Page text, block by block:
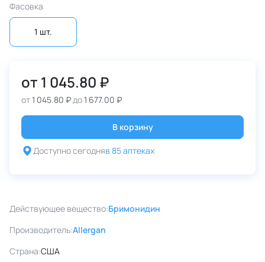
Фасовка
1 шт.
от 1 045.80 ₽
от1 045.80 ₽до1 677.00 ₽
В корзину
Доступно сегодняв 85 аптеках
Действующее вещество:Бримонидин
Производитель:Allergan
Страна:США